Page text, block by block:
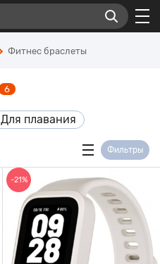
Фитнес браслеты
6
Для плавания
Фильтры
-21%